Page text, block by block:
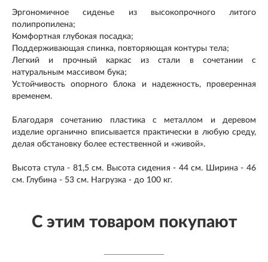
Эргономичное сиденье из высокопрочного литого
полипропилена;
Комфортная глубокая посадка;
​Поддерживающая спинка, повторяющая контуры тела;
Легкий и прочный каркас из стали в сочетании с
натуральным массивом бука;
Устойчивость опорного блока и надежность, проверенная
временем.
Благодаря сочетанию пластика с металлом и деревом
изделие органично вписывается практически в любую среду,
делая обстановку более естественной и «живой».
Высота стула - 81,5 см. Высота сидения - 44 см. Ширина - 46
см. Глубина - 53 см. Нагрузка - до 100 кг.
С этим товаром покупают